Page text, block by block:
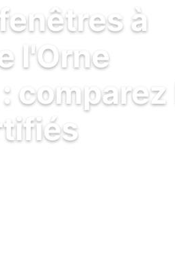
à
l'Orne
comparez